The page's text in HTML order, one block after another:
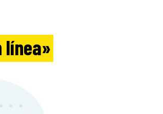
línea»